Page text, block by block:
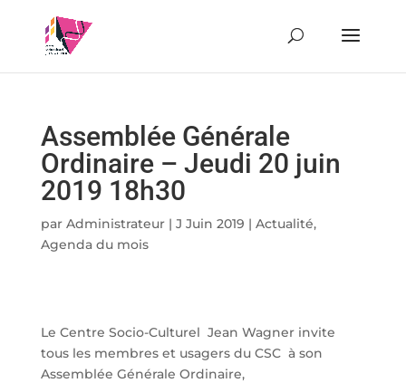
Assemblée Générale
Ordinaire – Jeudi 20 juin
2019 18h30
par Administrateur| J Juin 2019 | Actualité,
Agenda du mois
Le Centre Socio-Culturel Jean Wagner invite
tous les membres et usagers du CSC à son
Assemblée Générale Ordinaire,